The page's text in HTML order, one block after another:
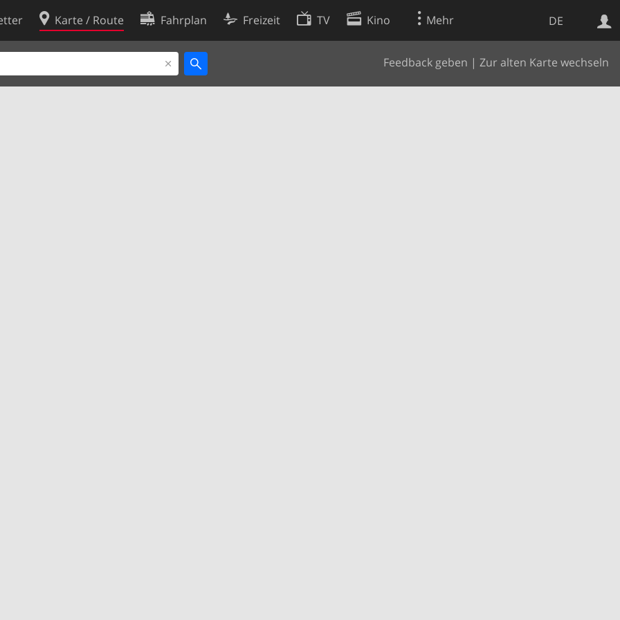
DE
Karte / Route Fahrplan Freizeit TV Kino Mehr
Feedback geben | Zur alten Karte wechseln
Websuche
Cookie-Richtlinie
Cookie-Einstellungen